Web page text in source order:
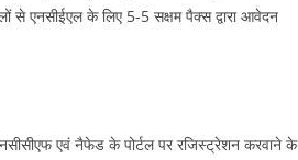
एनसीईएल के लिए 5-5 सक्षम पैक्स द्वारा आवेदन
एवं नैफेड के पोर्टल पर रजिस्ट्रेशन करवाने के